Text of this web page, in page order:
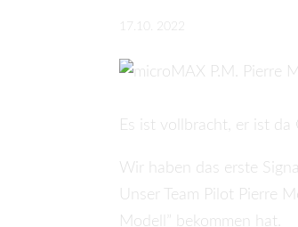
17.10. 2022
Es ist vollbracht, er ist da
Wir haben das erste
Unser Team Pilot Pierre
Modell” bekommen hat.